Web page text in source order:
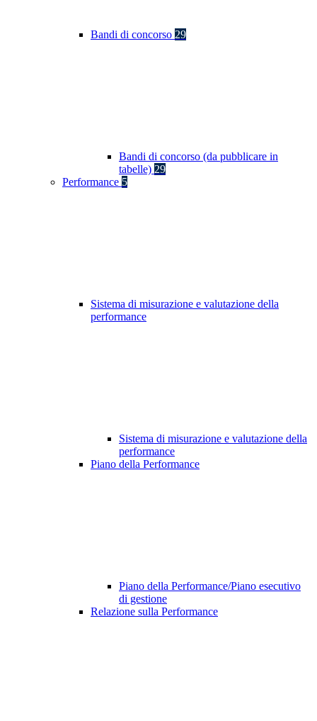
Bandi di concorso 29
Bandi di concorso (da pubblicare in
tabelle) 29
Performance 5
Sistema di misurazione e valutazione della
performance
Sistema di misurazione e valutazione della
performance
Piano della Performance
Piano della Performance/Piano esecutivo
di gestione
Relazione sulla Performance